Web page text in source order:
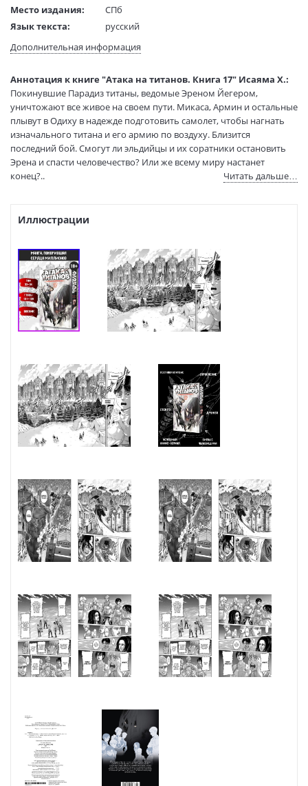
Место издания:
СПб
Язык текста:
русский
Язык оригинала:
Тип обложки:
Твердый переплет + суперобложка
Формат:
84х108 1/32
Размеры в мм
(ДхШхВ):
200x130x30
Вес:
515 гр.
Страниц:
440
Тираж:
20000 экз.
ISBN:
Дополнительная информация
Аннотация к книге "Атака на титанов. Книга 17" Исаяма Х.:
Покинувшие Парадиз титаны, ведомые Эреном Йегером,
уничтожают все живое на своем пути. Микаса, Армин и остальные
плывут в Одиху в надежде подготовить самолет, чтобы нагнать
изначального титана и его армию по воздуху. Близится
последний бой. Смогут ли эльдийцы и их соратники остановить
Эрена и спасти человечество? Или же всему миру настанет
конец?..
Читать дальше…
Иллюстрации